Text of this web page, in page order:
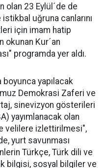
olan 23 Eylül´de de
uğruna canlarını
için imam hatip
okunan Kur´an
programda yer aldı.
boyunca yapılacak
Demokrasi Zaferi ve
sinevizyon gösterileri
yayımlanacak olan
velilere izlettirilmesi",
yurt savunması
Türkçe, Türk dili ve
bilgisi, sosyal bilgiler ve